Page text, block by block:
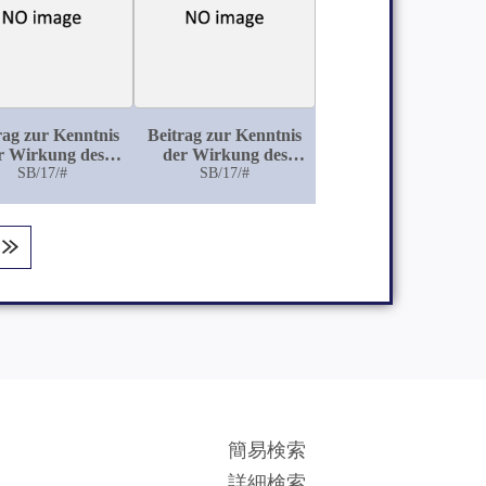
zur Kenntnis
Wirkung des
Bromcyan
SB/17/#
Beitrag zur Kenntnis
der Wirkung des
Chloralhydrocyanid
SB/17/#
簡易検索